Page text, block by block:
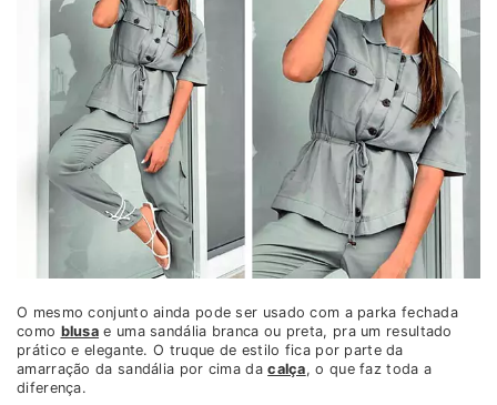
O mesmo conjunto ainda pode ser usado com a parka fechada
como blusa e uma sandália branca ou preta, pra um resultado
prático e elegante. O truque de estilo fica por parte da
amarração da sandália por cima dacalça, o que faz toda a
diferença.